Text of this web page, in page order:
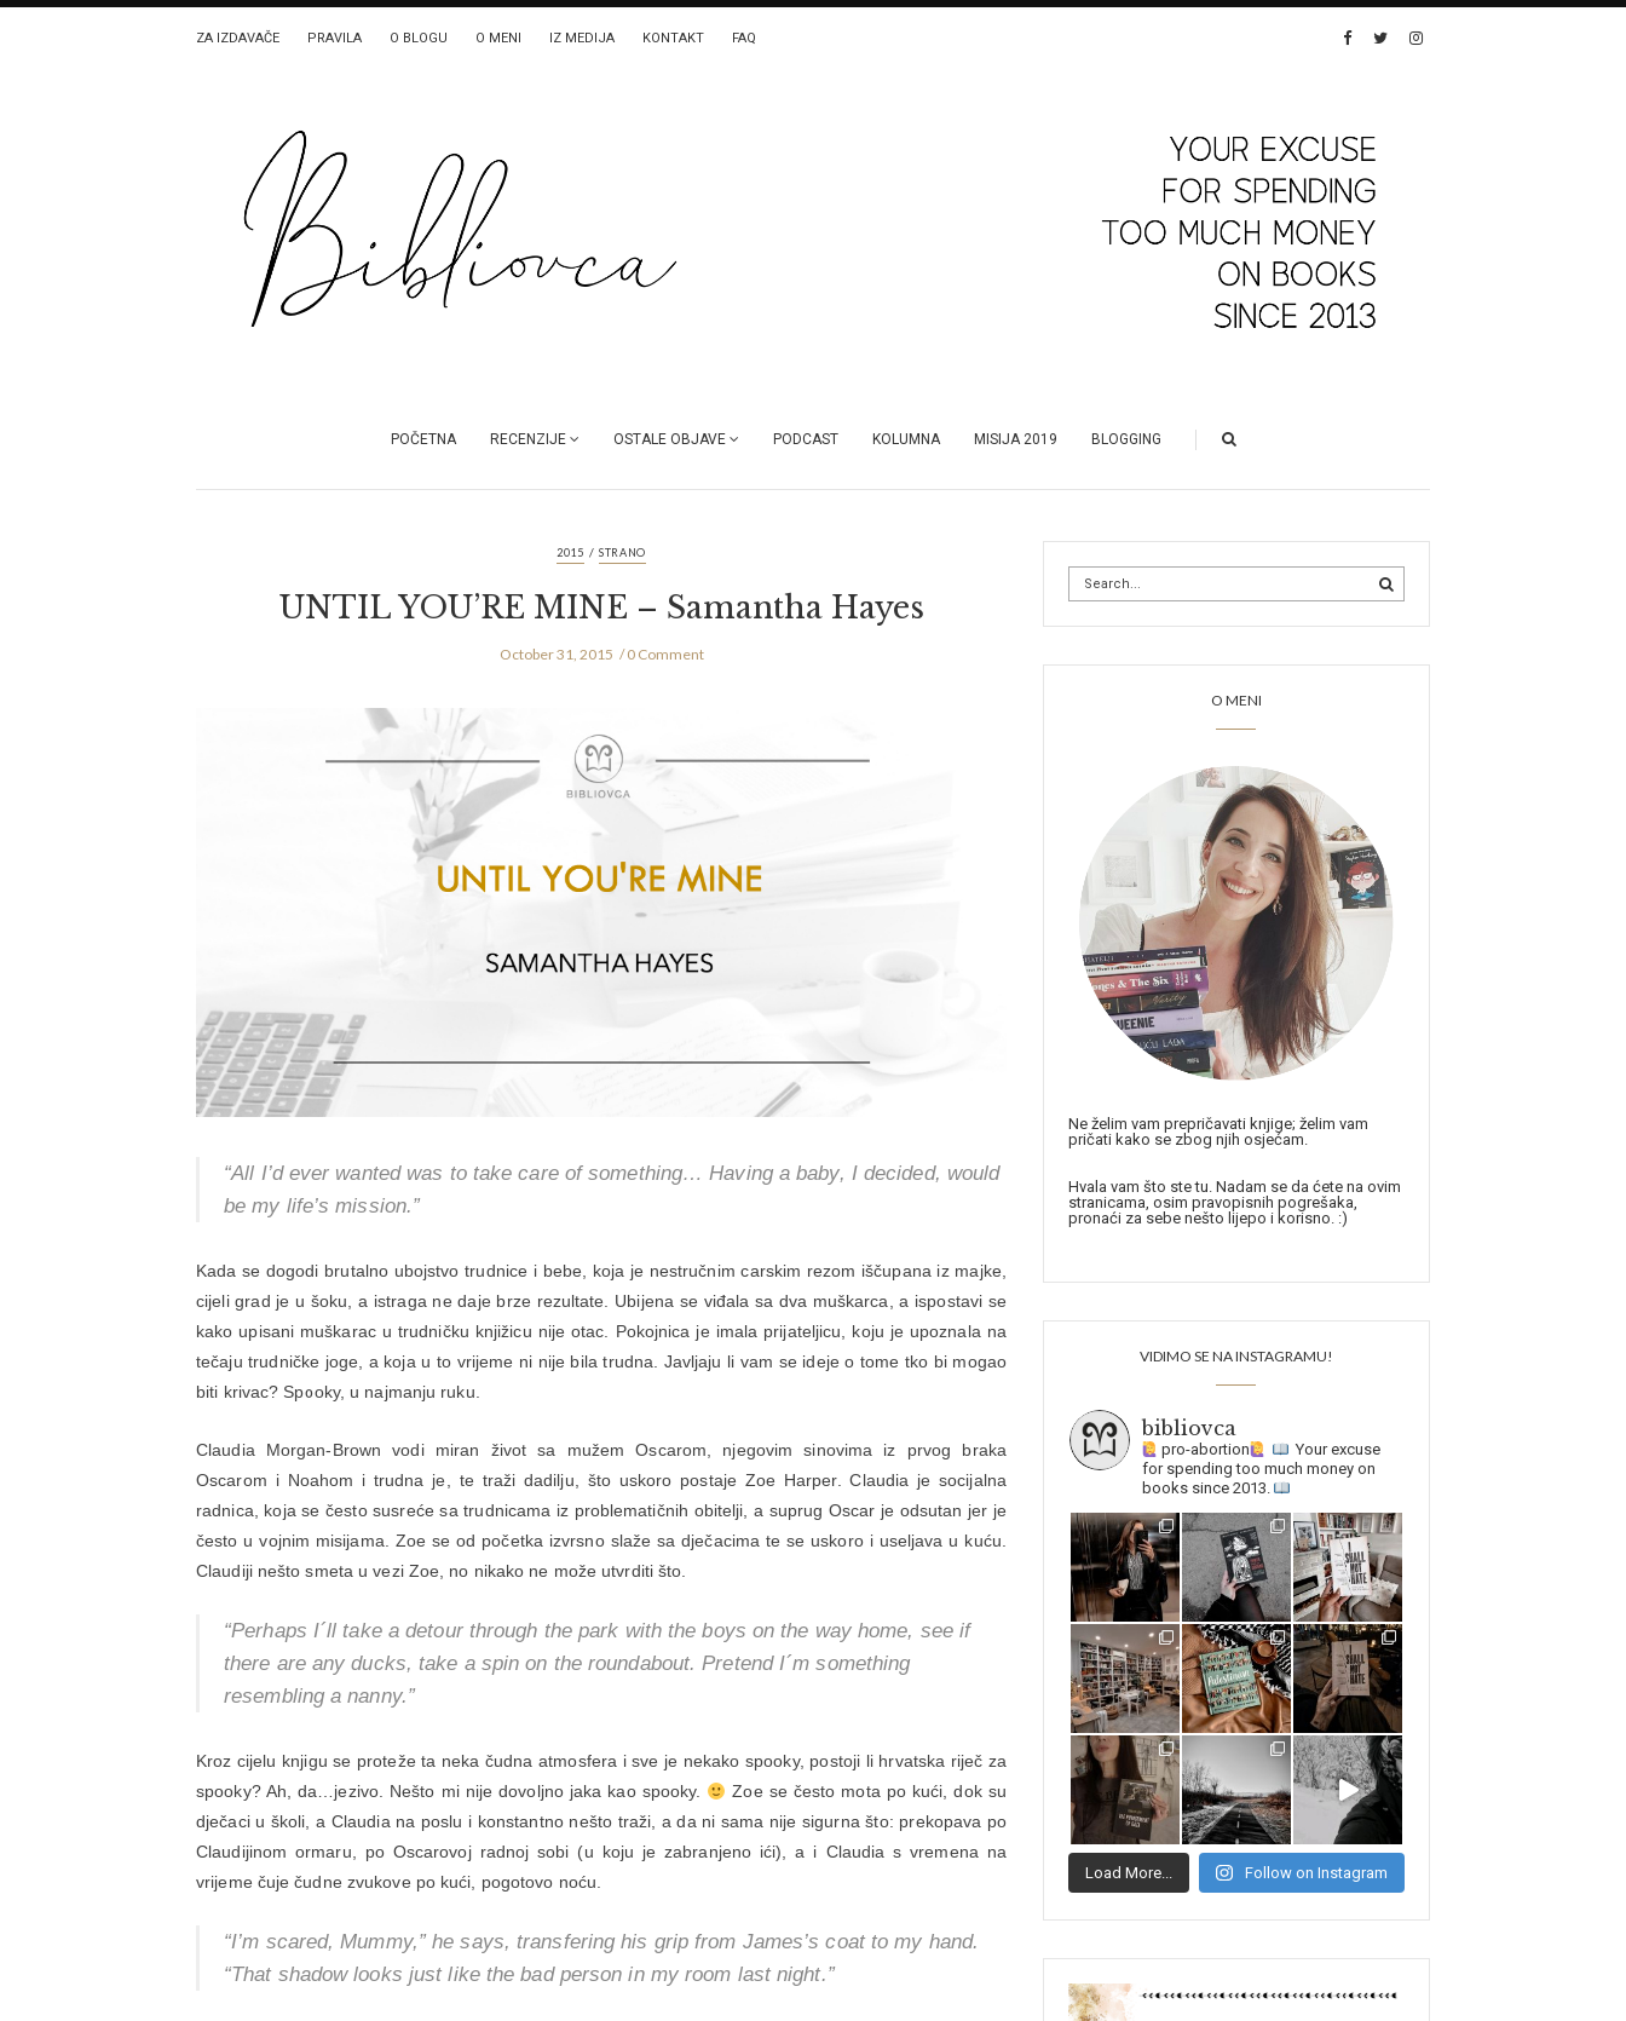
ZA IZDAVAČE PRAVILA O BLOGU O MENI IZ MEDIJA KONTAKT FAQ
POČETNA RECENZIJE OSTALE OBJAVE PODCAST KOLUMNA MISIJA 2019 BLOGGING
2015 / STRANO
UNTIL YOU’RE MINE – Samantha Hayes
October 31, 2015 0 Comment
“All I’d ever wanted was to take care of something… Having a baby, I decided, would
be my life’s mission.”
Kada se dogodi brutalno ubojstvo trudnice i bebe, koja je nestručnim carskim rezom iščupana iz majke,
cijeli grad je u šoku, a istraga ne daje brze rezultate. Ubijena se viđala sa dva muškarca, a ispostavi se
kako upisani muškarac u trudničku knjižicu nije otac. Pokojnica je imala prijateljicu, koju je upoznala na
tečaju trudničke joge, a koja u to vrijeme ni nije bila trudna. Javljaju li vam se ideje o tome tko bi mogao
biti krivac? Spooky, u najmanju ruku.
Claudia Morgan-Brown vodi miran život sa mužem Oscarom, njegovim sinovima iz prvog braka
Oscarom i Noahom i trudna je, te traži dadilju, što uskoro postaje Zoe Harper. Claudia je socijalna
radnica, koja se često susreće sa trudnicama iz problematičnih obitelji, a suprug Oscar je odsutan jer je
često u vojnim misijama. Zoe se od početka izvrsno slaže sa dječacima te se uskoro i useljava u kuću.
Claudiji nešto smeta u vezi Zoe, no nikako ne može utvrditi što.
“Perhaps I´ll take a detour through the park with the boys on the way home, see if
there are any ducks, take a spin on the roundabout. Pretend I´m something
resembling a nanny.”
Kroz cijelu knjigu se proteže ta neka čudna atmosfera i sve je nekako spooky, postoji li hrvatska riječ za
spooky? Ah, da…jezivo. Nešto mi nije dovoljno jaka kao spooky.
Zoe se često mota po kući, dok su
dječaci u školi, a Claudia na poslu i konstantno nešto traži, a da ni sama nije sigurna što: prekopava po
Claudijinom ormaru, po Oscarovoj radnoj sobi (u koju je zabranjeno ići), a i Claudia s vremena na
vrijeme čuje čudne zvukove po kući, pogotovo noću.
“I’m scared, Mummy,” he says, transfering his grip from James’s coat to my hand.
“That shadow looks just like the bad person in my room last night.”
O MENI
Ne želim vam prepričavati knjige; želim vam
pričati kako se zbog njih osjećam.
Hvala vam što ste tu. Nadam se da ćete na ovim
stranicama, osim pravopisnih pogrešaka,
pronaći za sebe nešto lijepo i korisno. :)
VIDIMO SE NA INSTAGRAMU!
bibliovca
pro-abortion
Your excuse
for spending too much money on
books since 2013.
Load More... Follow on Instagram